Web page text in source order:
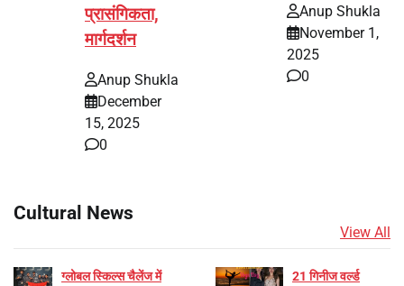
प्रासंगिकता,
मार्गदर्शन
Anup Shukla
December
15, 2025
0
Anup Shukla
November 1,
2025
0
Cultural News
View All
ग्लोबल स्किल्स चैलेंज में
21 गिनीज वर्ल्ड